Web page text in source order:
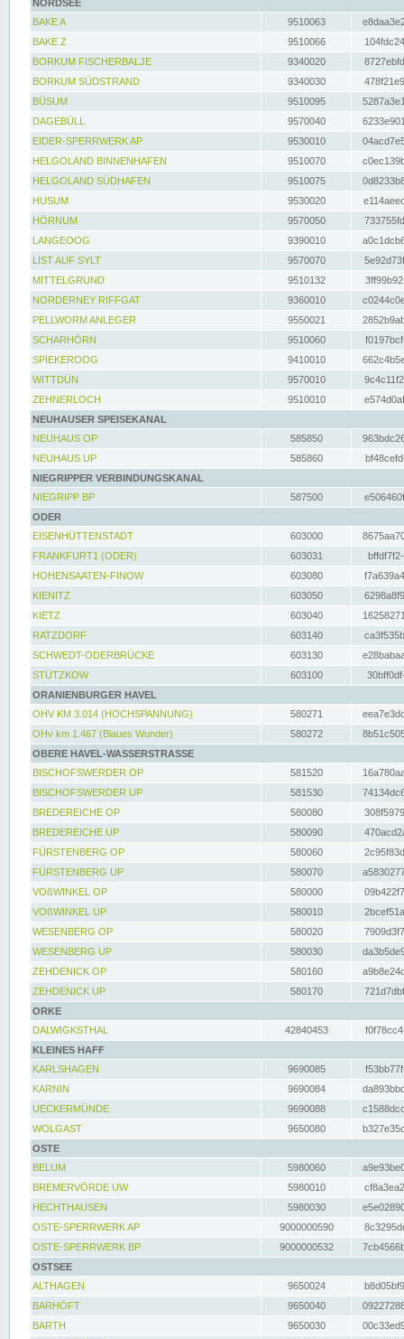
NORDSEE
BAKE A
9510063
BAKE Z
9510066
BORKUM FISCHERBALJE
9340020
BORKUM SÜDSTRAND
9340030
BÜSUM
9510095
DAGEBÜLL
9570040
EIDER-SPERRWERK AP
9530010
HELGOLAND BINNENHAFEN
9510070
HELGOLAND SÜDHAFEN
9510075
HUSUM
9530020
HÖRNUM
9570050
LANGEOOG
9390010
LIST AUF SYLT
9570070
MITTELGRUND
9510132
NORDERNEY RIFFGAT
9360010
PELLWORM ANLEGER
9550021
SCHARHÖRN
9510060
SPIEKEROOG
9410010
WITTDÜN
9570010
ZEHNERLOCH
9510010
NEUHAUSER SPEISEKANAL
NEUHAUS OP
585850
NEUHAUS UP
585860
NIEGRIPPER VERBINDUNGSKANAL
NIEGRIPP BP
587500
ODER
EISENHÜTTENSTADT
603000
FRANKFURT1 (ODER)
603031
HOHENSAATEN-FINOW
603080
KIENITZ
603050
KIETZ
603040
RATZDORF
603140
SCHWEDT-ODERBRÜCKE
603130
STÜTZKOW
603100
ORANIENBURGER HAVEL
OHV KM 3.014 (HOCHSPANNUNG)
580271
OHv km 1.467 (Blaues Wunder)
580272
OBERE HAVEL-WASSERSTRASSE
BISCHOFSWERDER OP
581520
BISCHOFSWERDER UP
581530
BREDEREICHE OP
580080
BREDEREICHE UP
580090
FÜRSTENBERG OP
580060
FÜRSTENBERG UP
580070
VOßWINKEL OP
580000
VOßWINKEL UP
580010
WESENBERG OP
580020
WESENBERG UP
580030
ZEHDENICK OP
580160
ZEHDENICK UP
580170
ORKE
DALWIGKSTHAL
42840453
KLEINES HAFF
KARLSHAGEN
9690085
KARNIN
9690084
UECKERMÜNDE
9690088
WOLGAST
9650080
OSTE
BELUM
5980060
BREMERVÖRDE UW
5980010
HECHTHAUSEN
5980030
OSTE-SPERRWERK AP
9000000590
OSTE-SPERRWERK BP
9000000532
OSTSEE
ALTHAGEN
9650024
BARHÖFT
9650040
BARTH
9650030